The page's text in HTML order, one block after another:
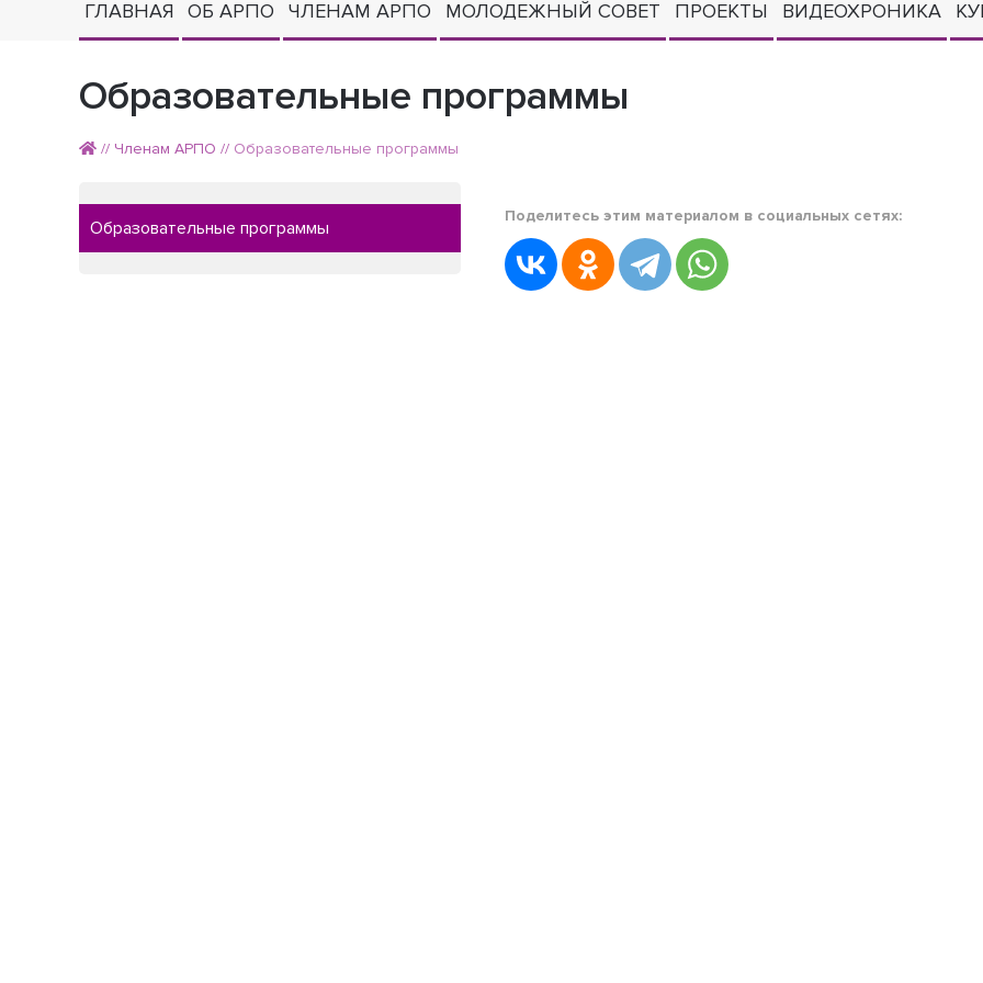
ГЛАВНАЯ ОБ АРПО ЧЛЕНАМ АРПО МОЛОДЕЖНЫЙ СОВЕТ ПРОЕКТЫ ВИДЕОХРОНИКА
Образовательные программы
// Членам АРПО // Образовательные программы
Образовательные программы
Поделитесь этим материалом в социальных сетях: